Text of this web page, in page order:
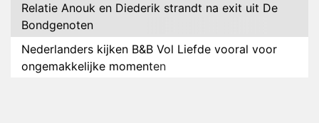
Relatie Anouk en Diederik strandt na exit uit De
Bondgenoten
Nederlanders kijken B&B Vol Liefde vooral voor
ongemakkelijke momenten